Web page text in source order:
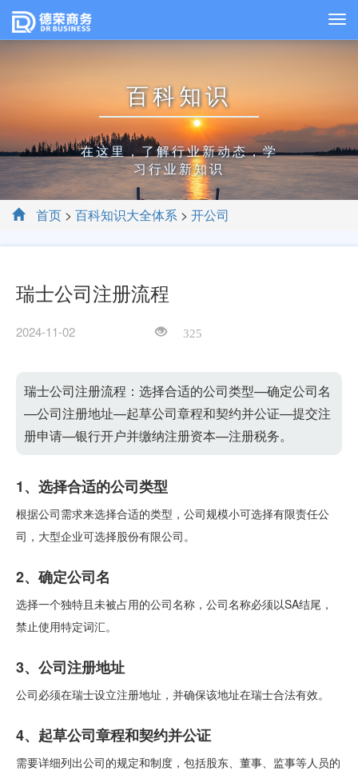
百科知识
在这里，了解行业新动态，学
习行业新知识
首页 > 百科知识大全体系 > 开公司
瑞士公司注册流程
2024-11-02 325
瑞士公司注册流程：选择合适的公司类型—确定公司名
—公司注册地址—起草公司章程和契约并公证—提交注
册申请—银行开户并缴纳注册资本—注册税务。
1、选择合适的公司类型
根据公司需求来选择合适的类型，公司规模小可选择有限责任公
司，大型企业可选择股份有限公司。
2、确定公司名
选择一个独特且未被占用的公司名称，公司名称必须以SA结尾，
禁止使用特定词汇。
3、公司注册地址
公司必须在瑞士设立注册地址，并确保该地址在瑞士合法有效。
4、起草公司章程和契约并公证
需要详细列出公司的规定和制度，包括股东、董事、监事等人员的